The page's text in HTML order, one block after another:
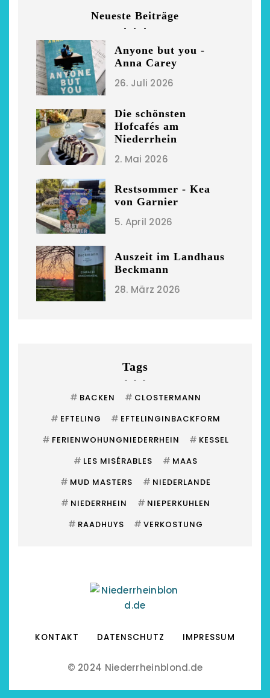
Neueste Beiträge
Anyone but you -
Anna Carey
26. Juli 2026
Die schönsten
Hofcafés am
Niederrhein
2. Mai 2026
Restsommer - Kea
von Garnier
5. April 2026
Auszeit im Landhaus
Beckmann
28. März 2026
Tags
# BACKEN # CLOSTERMANN
# EFTELING # EFTELINGINBACKFORM
# FERIENWOHUNGNIEDERRHEIN # KESSEL
# LES MISÉRABLES # MAAS
# MUD MASTERS # NIEDERLANDE
# NIEDERRHEIN # NIEPERKUHLEN
# RAADHUYS # VERKOSTUNG
KONTAKT DATENSCHUTZ IMPRESSUM
© 2024 Niederrheinblond.de